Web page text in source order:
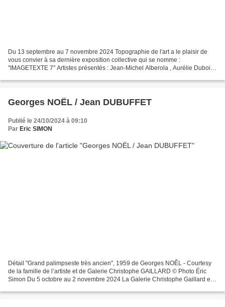
Du 13 septembre au 7 novembre 2024 Topographie de l'art a le plaisir de
vous convier à sa dernière exposition collective qui se nomme :
"IMAGETEXTE 7" Artistes présentés : Jean-Michel Alberola , Aurélie Dubois ,
Georges NOËL / Jean DUBUFFET
Publié le 24/10/2024 à 09:10
Par Eric SIMON
Détail "Grand palimpseste très ancien", 1959 de Georges NOÊL - Courtesy
de la famille de l’artiste et de Galerie Christophe GAILLARD © Photo Éric
Simon Du 5 octobre au 2 novembre 2024 La Galerie Christophe Gaillard est